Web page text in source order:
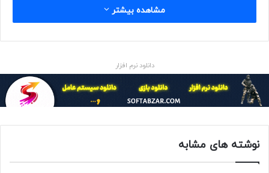
اما در گروهی دیگر از ساعت‌های آنالوگ، برای سادگی و شلوغ
در برخی از طراحی‌های این دسته از ساعت‌ها، عقربه ثانیه شمار
نیز حذف شده که ظاهری کلاسیک به آن بخشیده است.
ساعت‌های آنالوگ با اینکه از دسته قدیمی‌ترین ساعت‌ها به
شمار می‌آیند اما هنوز محبوب هستند.
ساعت دیجیتال:
مشاهده بیشتر
دانلود نرم افزار
نوشته های مشابه